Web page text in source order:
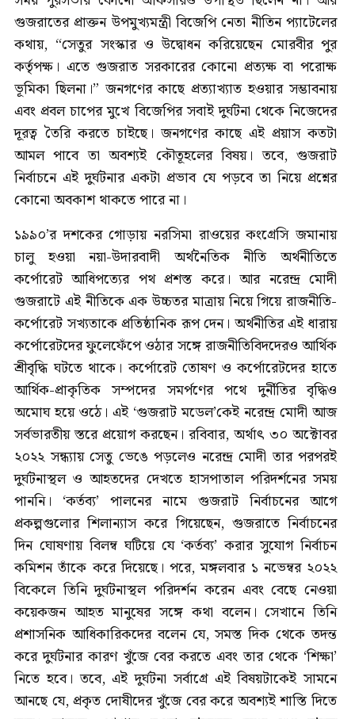
গুজরাতের প্রাক্তন উপমুখ্যমন্ত্রী বিজেপি নেতা নীতিন প্যাটেলের
কথায়, “সেতুর সংস্কার ও উদ্বোধন করিয়েছেন মোরবীর পুর
কর্তৃপক্ষ। এতে গুজরাত সরকারের কোনো প্রত্যক্ষ বা পরোক্ষ
ভূমিকা ছিলনা।” জনগণের কাছে প্রত্যাখ্যাত হওয়ার সম্ভাবনায়
এবং প্রবল চাপের মুখে বিজেপির সবাই দুর্ঘটনা থেকে নিজেদের
দূরত্ব তৈরি করতে চাইছে। জনগণের কাছে এই প্রয়াস কতটা
আমল পাবে তা অবশ্যই কৌতূহলের বিষয়। তবে, গুজরাট
নির্বাচনে এই দুর্ঘটনার একটা প্রভাব যে পড়বে তা নিয়ে প্রশ্নের
কোনো অবকাশ থাকতে পারে না।
১৯৯০’র দশকের গোড়ায় নরসিমা রাওয়ের কংগ্ৰেসি জমানায়
চালু হওয়া নয়া-উদারবাদী অর্থনৈতিক নীতি অর্থনীতিতে
কর্পোরেট আধিপত্যের পথ প্রশস্ত করে। আর নরেন্দ্র মোদী
গুজরাটে এই নীতিকে এক উচ্চতর মাত্রায় নিয়ে গিয়ে রাজনীতি-
কর্পোরেট সখ্যতাকে প্রতিষ্ঠানিক রূপ দেন। অর্থনীতির এই ধারায়
কর্পোরেটদের ফুলেফেঁপে ওঠার সঙ্গে রাজনীতিবিদদেরও আর্থিক
শ্রীবৃদ্ধি ঘটতে থাকে। কর্পোরেট তোষণ ও কর্পোরেটদের হাতে
আর্থিক-প্রাকৃতিক সম্পদের সমর্পণের পথে দুর্নীতির বৃদ্ধিও
অমোঘ হয়ে ওঠে। এই ‘গুজরাট মডেল’কেই নরেন্দ্র মোদী আজ
সর্বভারতীয় স্তরে প্রয়োগ করছেন। রবিবার, অর্থাৎ ৩০ অক্টোবর
২০২২ সন্ধ্যায় সেতু ভেঙে পড়লেও নরেন্দ্র মোদী তার পরপরই
দুর্ঘটনাস্থল ও আহতদের দেখতে হাসপাতাল পরিদর্শনের সময়
পাননি। ‘কর্তব্য’ পালনের নামে গুজরাট নির্বাচনের আগে
প্রকল্পগুলোর শিলান্যাস করে গিয়েছেন, গুজরাতে নির্বাচনের
দিন ঘোষণায় বিলম্ব ঘটিয়ে যে ‘কর্তব্য’ করার সুযোগ নির্বাচন
কমিশন তাঁকে করে দিয়েছে। পরে, মঙ্গলবার ১ নভেম্বর ২০২২
বিকেলে তিনি দুর্ঘটনাস্থল পরিদর্শন করেন এবং বেছে নেওয়া
কয়েকজন আহত মানুষের সঙ্গে কথা বলেন। সেখানে তিনি
প্রশাসনিক আধিকারিকদের বলেন যে, সমস্ত দিক থেকে তদন্ত
করে দুর্ঘটনার কারণ খুঁজে বের করতে এবং তার থেকে ‘শিক্ষা’
নিতে হবে। তবে, এই দুর্ঘটনা সর্বাগ্ৰে এই বিষয়টাকেই সামনে
আনছে যে, প্রকৃত দোষীদের খুঁজে বের করে অবশ্যই শাস্তি দিতে